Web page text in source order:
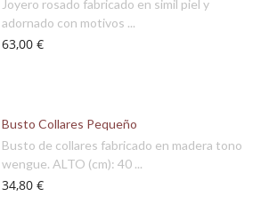
Joyero rosado fabricado en simil piel y
adornado con motivos ...
63,00 €
Busto Collares Pequeño
Busto de collares fabricado en madera tono
wengue. ALTO (cm): 40 ...
34,80 €